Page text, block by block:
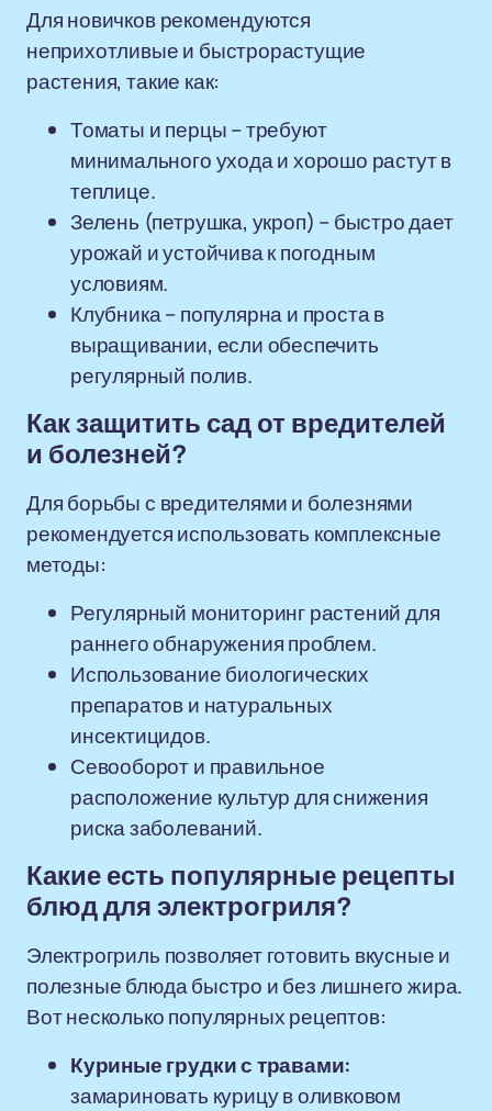
Для новичков рекомендуются
неприхотливые и быстрорастущие
растения, такие как:
Томаты и перцы – требуют
минимального ухода и хорошо растут в
теплице.
Зелень (петрушка, укроп) – быстро дает
урожай и устойчива к погодным
условиям.
Клубника – популярна и проста в
выращивании, если обеспечить
регулярный полив.
Как защитить сад от вредителей
и болезней?
Для борьбы с вредителями и болезнями
рекомендуется использовать комплексные
методы:
Регулярный мониторинг растений для
раннего обнаружения проблем.
Использование биологических
препаратов и натуральных
инсектицидов.
Севооборот и правильное
расположение культур для снижения
риска заболеваний.
Какие есть популярные рецепты
блюд для электрогриля?
Электрогриль позволяет готовить вкусные и
полезные блюда быстро и без лишнего жира.
Вот несколько популярных рецептов:
Куриные грудки с травами:
замариновать курицу в оливковом